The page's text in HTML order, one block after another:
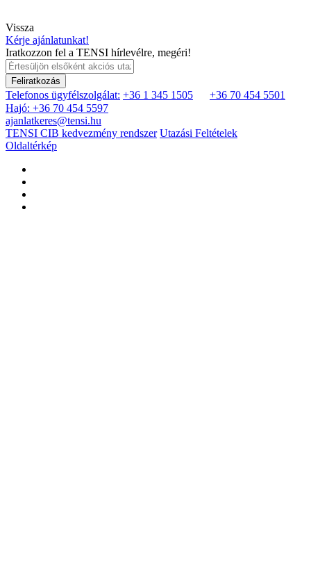
Vissza
Kérje ajánlatunkat!
Iratkozzon fel a TENSI hírlevélre, megéri!
Feliratkozás
Telefonos ügyfélszolgálat: +36 1 345 1505
+36 70 454 5501
Hajó: +36 70 454 5597
ajanlatkeres@tensi.hu
TENSI CIB kedvezmény rendszer Utazási Feltételek
Oldaltérkép